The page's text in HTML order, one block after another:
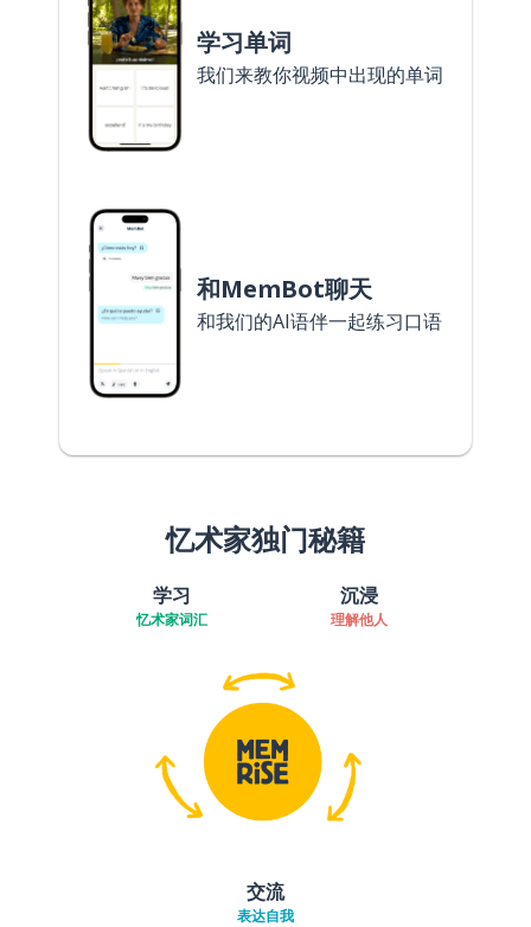
学习单词
我们来教你视频中出现的单词
和MemBot聊天
和我们的AI语伴一起练习口语
忆术家独门秘籍
学习
忆术家词汇
沉浸
理解他人
交流
表达自我